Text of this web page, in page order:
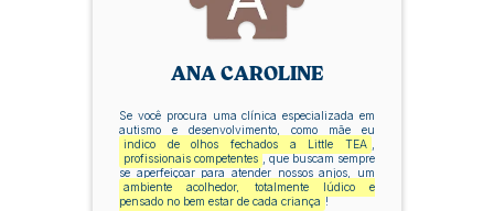
ANA CAROLINE
Se você procura uma clínica especializada em
autismo e desenvolvimento, como mãe eu
indico de olhos fechados a Little TEA ,
profissionais competentes , que buscam sempre
se aperfeiçoar para atender nossos anjos, um
ambiente acolhedor, totalmente lúdico e
pensado no bem estar de cada criança !